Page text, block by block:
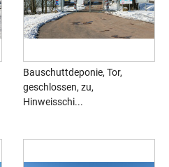
Bauschuttdeponie, Tor,
geschlossen, zu,
Hinweisschi...